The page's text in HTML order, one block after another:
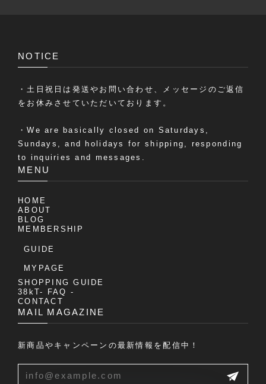
NOTICE
・土日祝日は発送やお問い合わせ、メッセージのご返信
をお休みさせていただいております。
・We are basically closed on Saturdays,
Sundays, and holidays for shipping, responding
to inquiries and messages.
MENU
HOME
ABOUT
BLOG
MEMBERSHIP
GUIDE
MYPAGE
SHOPPING GUIDE
38kT- FAQ -
CONTACT
MAIL MAGAZINE
新商品やキャンペーンの最新情報を配信中！